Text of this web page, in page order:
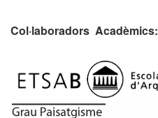
Col·laboradors Acadèmics: